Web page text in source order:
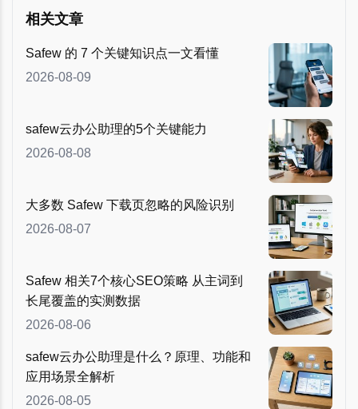
相关文章
Safew 的 7 个关键知识点一文看懂
2026-08-09
safew云办公助理的5个关键能力
2026-08-08
大多数 Safew 下载页忽略的风险识别
2026-08-07
Safew 相关7个核心SEO策略 从主词到
长尾覆盖的实测数据
2026-08-06
safew云办公助理是什么？原理、功能和
应用场景全解析
2026-08-05